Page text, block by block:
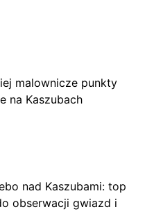
malownicze punkty
na Kaszubach
nad Kaszubami: top
obserwacji gwiazd i